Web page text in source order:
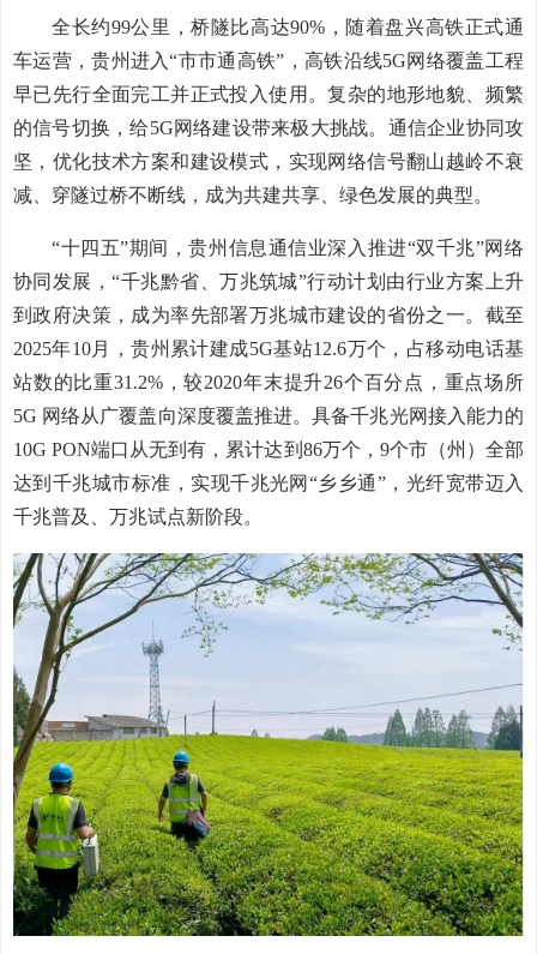
全长约99公里，桥隧比高达90%，随着盘兴高铁正式通
车运营，贵州进入“市市通高铁”，高铁沿线5G网络覆盖工程
早已先行全面完工并正式投入使用。复杂的地形地貌、频繁
的信号切换，给5G网络建设带来极大挑战。通信企业协同攻
坚，优化技术方案和建设模式，实现网络信号翻山越岭不衰
减、穿隧过桥不断线，成为共建共享、绿色发展的典型。
“十四五”期间，贵州信息通信业深入推进“双千兆”网络
协同发展，“千兆黔省、万兆筑城”行动计划由行业方案上升
到政府决策，成为率先部署万兆城市建设的省份之一。截至
2025年10月，贵州累计建成5G基站12.6万个，占移动电话基
站数的比重31.2%，较2020年末提升26个百分点，重点场所
5G 网络从广覆盖向深度覆盖推进。具备千兆光网接入能力的
10G PON端口从无到有，累计达到86万个，9个市（州）全部
达到千兆城市标准，实现千兆光网“乡乡通”，光纤宽带迈入
千兆普及、万兆试点新阶段。